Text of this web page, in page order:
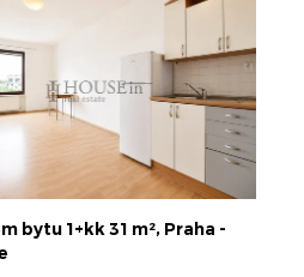
bytu 1+kk 31 m², Praha -